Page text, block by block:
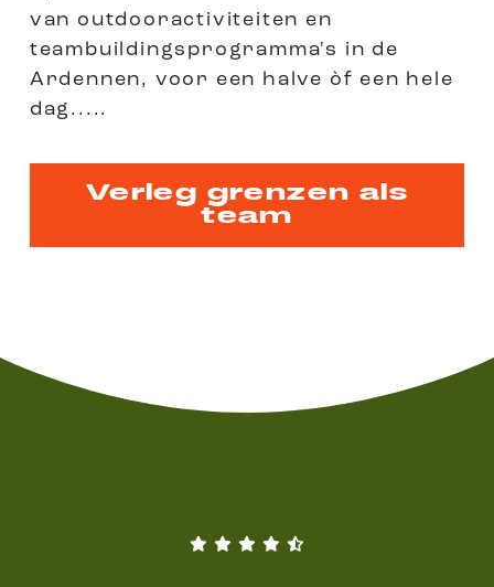
van outdooractiviteiten en
teambuildingsprogramma's in de
Ardennen, voor een halve òf een hele
dag.....
Verleg grenzen als
team